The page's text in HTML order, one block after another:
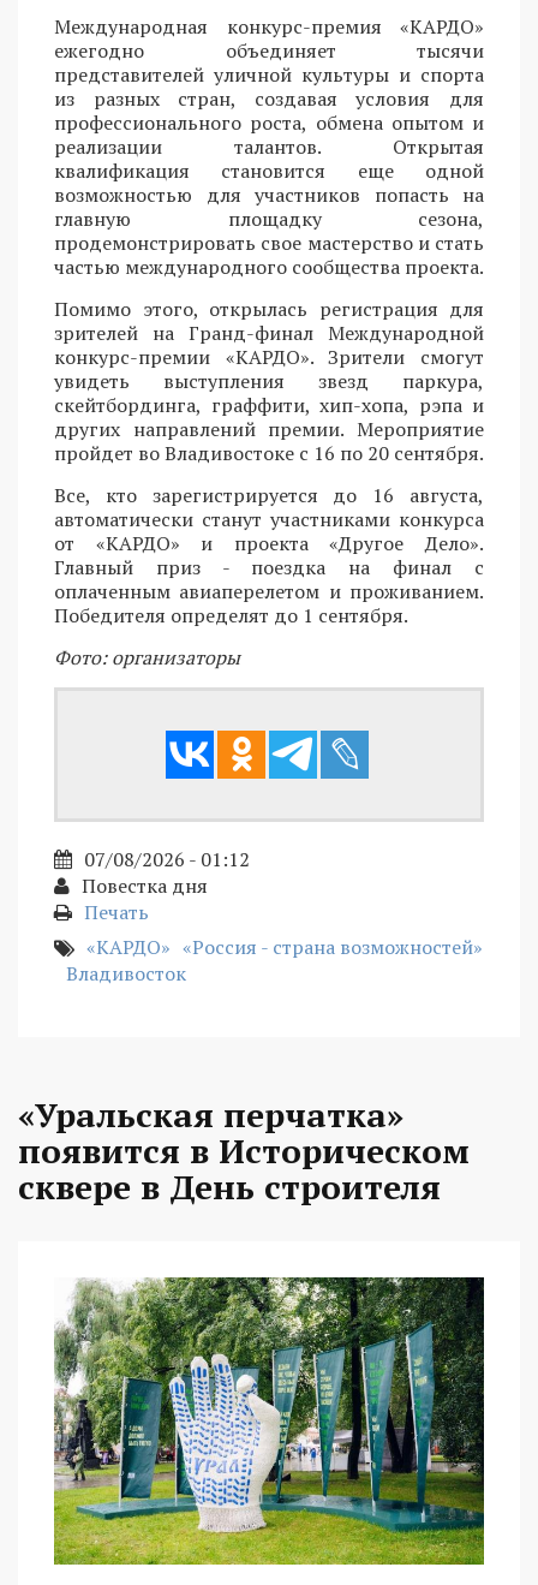
Международная конкурс-премия «КАРДО»
ежегодно объединяет тысячи
представителей уличной культуры и спорта
из разных стран, создавая условия для
профессионального роста, обмена опытом и
реализации талантов. Открытая
квалификация становится еще одной
возможностью для участников попасть на
главную площадку сезона,
продемонстрировать свое мастерство и стать
частью международного сообщества проекта.
Помимо этого, открылась регистрация для
зрителей на Гранд-финал Международной
конкурс-премии «КАРДО». Зрители смогут
увидеть выступления звезд паркура,
скейтбординга, граффити, хип-хопа, рэпа и
других направлений премии. Мероприятие
пройдет во Владивостоке с 16 по 20 сентября.
Все, кто зарегистрируется до 16 августа,
автоматически станут участниками конкурса
от «КАРДО» и проекта «Другое Дело».
Главный приз - поездка на финал с
оплаченным авиаперелетом и проживанием.
Победителя определят до 1 сентября.
Фото: организаторы
07/08/2026 - 01:12
Повестка дня
Печать
«КАРДО» «Россия - страна возможностей»
Владивосток
«Уральская перчатка»
появится в Историческом
сквере в День строителя